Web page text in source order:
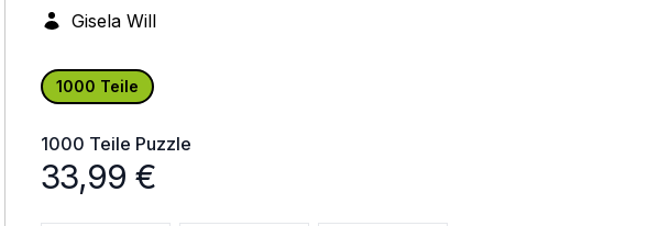
Gisela Will
1000 Teile
1000 Teile Puzzle
33,99 €